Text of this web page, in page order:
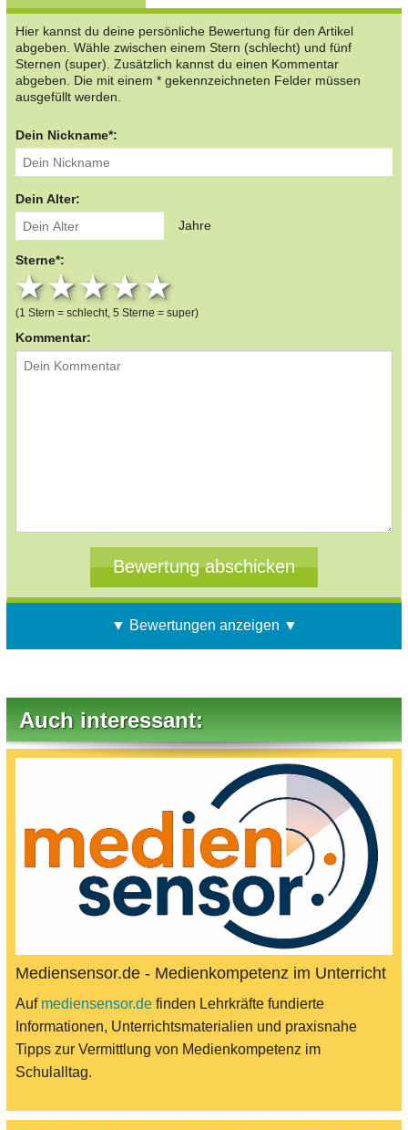
Hier kannst du deine persönliche Bewertung für den Artikel
abgeben. Wähle zwischen einem Stern (schlecht) und fünf
Sternen (super). Zusätzlich kannst du einen Kommentar
abgeben. Die mit einem * gekennzeichneten Felder müssen
ausgefüllt werden.
Dein Nickname*:
Dein Alter:
Jahre
Sterne*:
4 stars
3 stars
2 stars
1 star
(1 Stern = schlecht, 5 Sterne = super)
Kommentar:
▼ Bewertungen anzeigen ▼
Auch interessant:
Mediensensor.de - Medienkompetenz im Unterricht
Auf mediensensor.de finden Lehrkräfte fundierte
Informationen, Unterrichtsmaterialien und praxisnahe
Tipps zur Vermittlung von Medienkompetenz im
Schulalltag.